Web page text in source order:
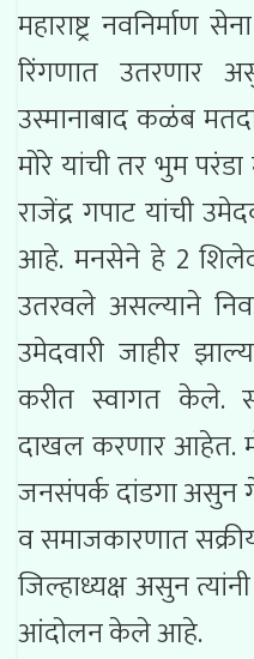
महाराष्ट्र नवनिर्माण
रिंगणात उतरणार
उस्मानाबाद कळंब
मोरे यांची तर भुम
राजेंद्र गपाट यांची
आहे. मनसेने हे 2
उतरवले असल्याने
उमेदवारी जाहीर
करीत स्वागत केले.
दाखल करणार आहेत.
जनसंपर्क दांडगा असुन
व समाजकारणात
जिल्हाध्यक्ष असुन
आंदोलन केले आहे.